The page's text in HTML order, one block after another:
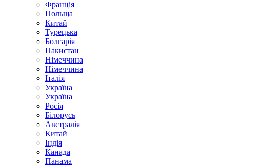
Франція
Польща
Китай
Турецька
Болгарія
Пакистан
Німеччина
Німеччина
Італія
Україна
Україна
Росія
Білорусь
Австралія
Китай
Індія
Канада
Панама